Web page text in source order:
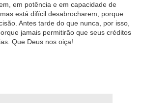
em potência e em capacidade de
está difícil desabrocharem, porque
Antes tarde do que nunca, por isso,
jamais permitirão que seus créditos
Que Deus nos oiça!